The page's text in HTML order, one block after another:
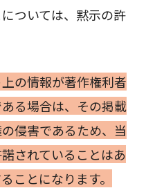
ついては、黙示の許
の情報が著作権利者
る場合は、その掲載
侵害であるため、当
されていることはあ
ことになります。